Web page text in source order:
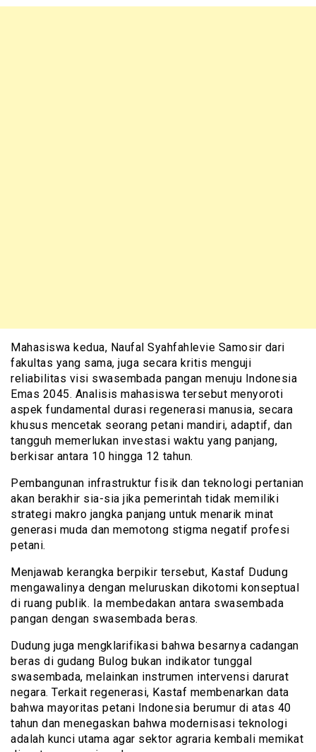
Mahasiswa kedua, Naufal Syahfahlevie Samosir dari
fakultas yang sama, juga secara kritis menguji
reliabilitas visi swasembada pangan menuju Indonesia
Emas 2045. Analisis mahasiswa tersebut menyoroti
aspek fundamental durasi regenerasi manusia, secara
khusus mencetak seorang petani mandiri, adaptif, dan
tangguh memerlukan investasi waktu yang panjang,
berkisar antara 10 hingga 12 tahun.
Pembangunan infrastruktur fisik dan teknologi pertanian
akan berakhir sia-sia jika pemerintah tidak memiliki
strategi makro jangka panjang untuk menarik minat
generasi muda dan memotong stigma negatif profesi
petani.
Menjawab kerangka berpikir tersebut, Kastaf Dudung
mengawalinya dengan meluruskan dikotomi konseptual
di ruang publik. Ia membedakan antara swasembada
pangan dengan swasembada beras.
Dudung juga mengklarifikasi bahwa besarnya cadangan
beras di gudang Bulog bukan indikator tunggal
swasembada, melainkan instrumen intervensi darurat
negara. Terkait regenerasi, Kastaf membenarkan data
bahwa mayoritas petani Indonesia berumur di atas 40
tahun dan menegaskan bahwa modernisasi teknologi
adalah kunci utama agar sektor agraria kembali memikat